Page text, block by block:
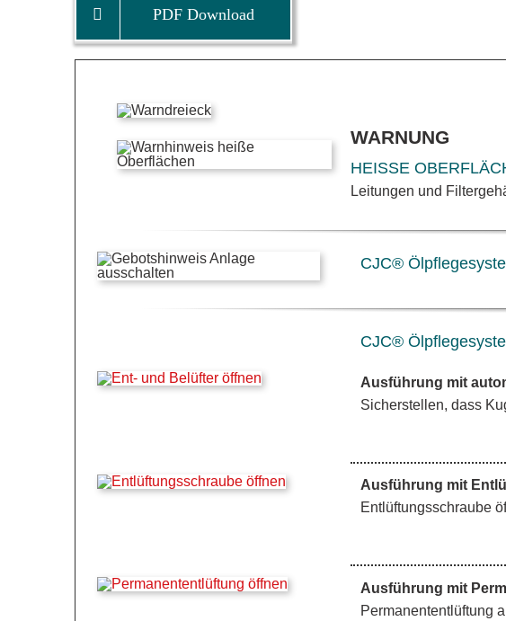
PDF Download
WARNUNG
HEISSE
Leitungen und
CJC®
CJC®
Ausführung mit
Sicherstellen, dass
Ausführung mit
Entlüftungsschraube
Ausführung mit
Permanententlüftung